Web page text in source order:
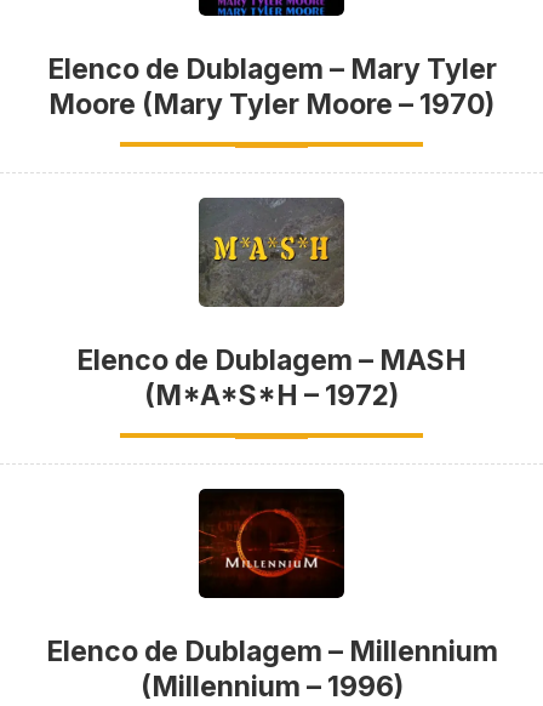
Elenco de Dublagem – Mary Tyler
Moore (Mary Tyler Moore – 1970)
Elenco de Dublagem – MASH
(M*A*S*H – 1972)
Elenco de Dublagem – Millennium
(Millennium – 1996)